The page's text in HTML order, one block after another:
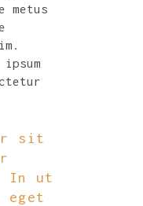
metus
sit
In ut
eget